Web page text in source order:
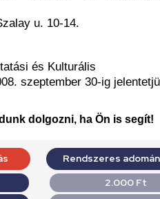
u. 10-14.
és Kulturális
szeptember 30-ig
dolgozni, ha Ön is segít!